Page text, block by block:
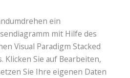
ein
mit Hilfe des
Visual Paradigm Stacked
Klicken Sie auf Bearbeiten,
Sie Ihre eigenen Daten